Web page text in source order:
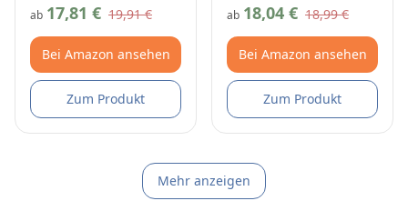
ab 17,81 € 19,91 €
Bei Amazon ansehen
Zum Produkt
ab 18,04 € 18,99 €
Bei Amazon ansehen
Zum Produkt
Mehr anzeigen